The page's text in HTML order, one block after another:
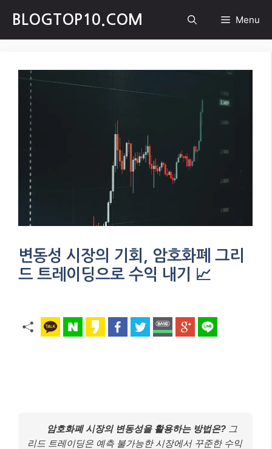
content
BLOGTOP10.COM Menu
변동성 시장의 기회, 암호화폐 그리
드 트레이딩으로 수익 내기 📈
암호화폐 시장의 변동성을 활용하는 방법은? 그
리드 트레이딩은 예측 불가능한 시장에서 꾸준한 수익